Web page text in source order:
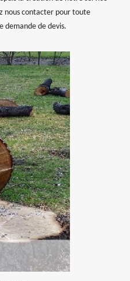
nous contacter pour toute
demande de devis.